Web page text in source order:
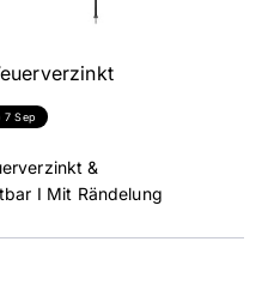
7 Sep
&
I Mit Rändelung